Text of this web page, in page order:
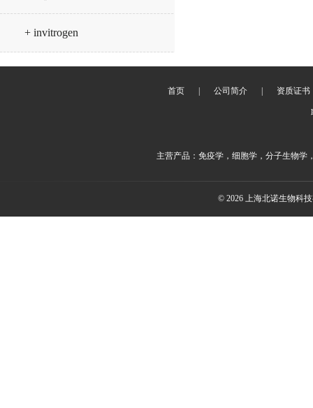
+ invitrogen
首页 公司简介 资质证书
主营产品：免疫学，细胞学，分子生物学
© 2026 上海北诺生物科